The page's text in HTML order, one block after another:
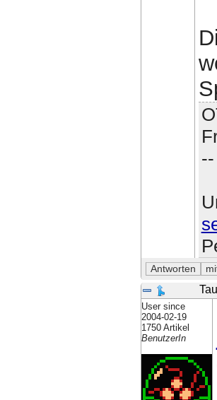
--
User since
2004-02-19
1750 Artikel
BenutzerIn